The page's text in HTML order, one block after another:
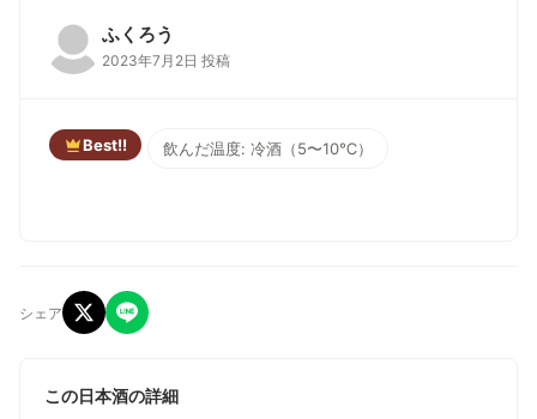
ふくろう
2023年7月2日 投稿
Best!! 飲んだ温度: 冷酒（5〜10℃）
シェア
この日本酒の詳細